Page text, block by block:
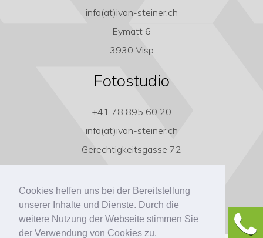
Cookies helfen uns bei der Bereitstellung
unserer Inhalte und Dienste. Durch die
weitere Nutzung der Webseite stimmen Sie
der Verwendung von Cookies zu.
info(at)ivan-steiner.ch
Eymatt 6
3930 Visp
Fotostudio
+41 78 895 60 20
info(at)ivan-steiner.ch
Gerechtigkeitsgasse 72
3011 Bern